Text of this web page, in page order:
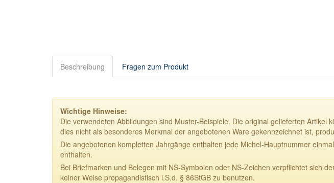
Beschreibung Fragen zum Produkt
Wichtige Hinweise:
Die verwendeten Abbildungen sind Muster-Beispiele. Die original gelieferten
dies nicht als besonderes Merkmal der angebotenen Ware gekennzeichnet ist,
Die angebotenen kompletten Jahrgänge enthalten jede Michel-Hauptnummer
enthalten.
Bei Briefmarken und Belegen mit NS-Symbolen oder NS-Zeichen verpflichtet sich
keiner Weise propagandistisch i.S.d. § 86StGB zu benutzen.